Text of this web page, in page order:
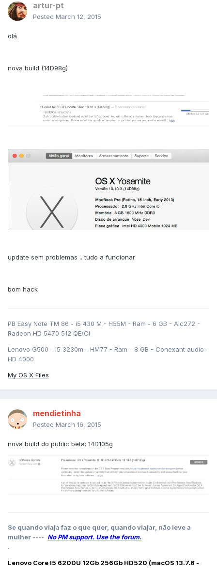
artur-pt
Posted March 12, 2015
olá
nova build (14D98g)
update sem problemas .. tudo a funcionar
bom hack
PB Easy Note TM 86 - i5 430 M - H55M - Ram - 6 GB - Alc272 -
Radeon HD 5470 512 QE/CI
Lenovo G500 - i5 3230m - HM77 - Ram - 8 GB - Conexant audio -
HD 4000
My OS X Files
mendietinha
Posted March 16, 2015
nova build do public beta: 14D105g
Se quando viaja faz o que quer, quando viajar, não leve a
mulher ---- No PM support. Use the forum.
.
Lenovo Core I5 6200U 12Gb 256Gb HD520 (macOS 13.7.6 -